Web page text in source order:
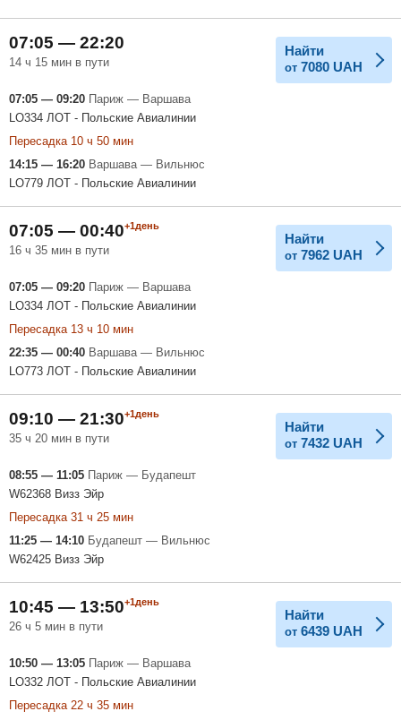
07:05 — 22:20
14 ч 15 мин в пути
Найти
от 7080 UAH
07:05 — 09:20 Париж — Варшава
LO334 ЛОТ - Польские Авиалинии
Пересадка 10 ч 50 мин
14:15 — 16:20 Варшава — Вильнюс
LO779 ЛОТ - Польские Авиалинии
07:05 — 00:40+1день
16 ч 35 мин в пути
Найти
от 7962 UAH
07:05 — 09:20 Париж — Варшава
LO334 ЛОТ - Польские Авиалинии
Пересадка 13 ч 10 мин
22:35 — 00:40 Варшава — Вильнюс
LO773 ЛОТ - Польские Авиалинии
09:10 — 21:30+1день
35 ч 20 мин в пути
Найти
от 7432 UAH
08:55 — 11:05 Париж — Будапешт
W62368 Визз Эйр
Пересадка 31 ч 25 мин
11:25 — 14:10 Будапешт — Вильнюс
W62425 Визз Эйр
10:45 — 13:50+1день
26 ч 5 мин в пути
Найти
от 6439 UAH
10:50 — 13:05 Париж — Варшава
LO332 ЛОТ - Польские Авиалинии
Пересадка 22 ч 35 мин